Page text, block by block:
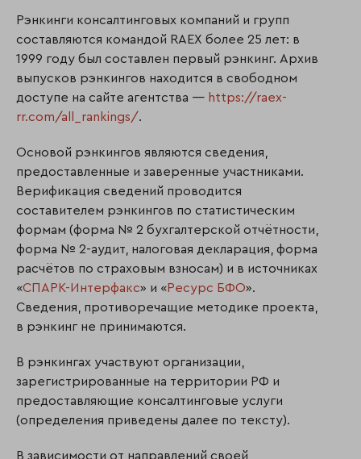
Рэнкинги консалтинговых компаний и групп
составляются командой RAEX более 25 лет: в
1999 году был составлен первый рэнкинг. Архив
выпусков рэнкингов находится в свободном
доступе на сайте агентства — https://raex-
rr.com/all_rankings/.
Основой рэнкингов являются сведения,
предоставленные и заверенные участниками.
Верификация сведений проводится
составителем рэнкингов по статистическим
формам (форма № 2 бухгалтерской отчётности,
форма № 2-аудит, налоговая декларация, форма
расчётов по страховым взносам) и в источниках
«СПАРК-Интерфакс» и «Ресурс БФО».
Сведения, противоречащие методике проекта,
в рэнкинг не принимаются.
В рэнкингах участвуют организации,
зарегистрированные на территории РФ и
предоставляющие консалтинговые услуги
(определения приведены далее по тексту).
В зависимости от направлений своей